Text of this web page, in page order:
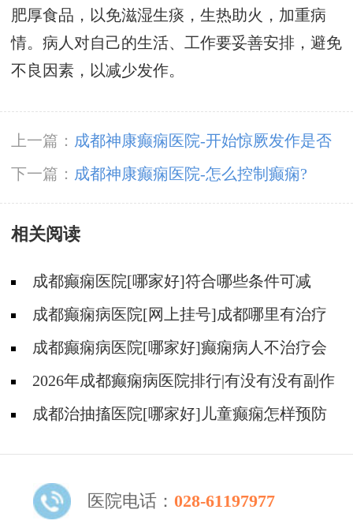
肥厚食品，以免滋湿生痰，生热助火，加重病
情。病人对自己的生活、工作要妥善安排，避免
不良因素，以减少发作。
上一篇： 成都神康癫痫医院-开始惊厥发作是否
需要治疗?
下一篇： 成都神康癫痫医院-怎么控制癫痫?
相关阅读
成都癫痫医院[哪家好]符合哪些条件可减
药、停药?
成都癫痫病医院[网上挂号]成都哪里有治疗
癫痫的中医?
成都癫痫病医院[哪家好]癫痫病人不治疗会
怎样?2026年成都癫痫病医院排行|有没有没有副作
用的抗癫痫药物呢？
成都治抽搐医院[哪家好]儿童癫痫怎样预防
医院电话： 028-61197977